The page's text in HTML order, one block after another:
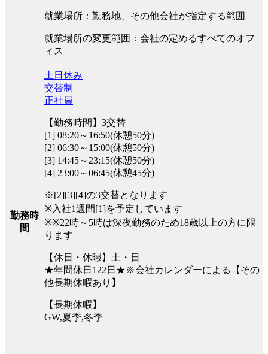
就業場所：勤務地、その他会社が指定する範囲
就業場所の変更範囲：会社の定めるすべてのオフ
ィス
勤務時
間
土日休み
交替制
正社員
【勤務時間】3交替
[1] 08:20～16:50(休憩50分)
[2] 06:30～15:00(休憩50分)
[3] 14:45～23:15(休憩50分)
[4] 23:00～06:45(休憩45分)
※[2][3][4]の3交替となります
※入社1週間[1]を予定しています
※※22時～5時は深夜勤務のため18歳以上の方に限
ります
【休日・休暇】土・日
★年間休日122日★※会社カレンダーによる【その
他長期休暇あり】
【長期休暇】
GW,夏季,冬季